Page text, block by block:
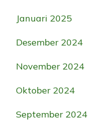
Januari 2025
Desember 2024
November 2024
Oktober 2024
September 2024